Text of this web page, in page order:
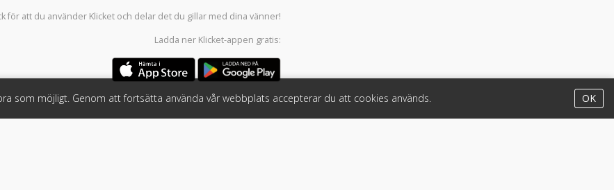
för att du använder Klicket och delar det du gillar med dina vänner!
Ladda ner Klicket-appen gratis:
som möjligt. Genom att fortsätta använda vår webbplats accepterar du att cookies används. OK